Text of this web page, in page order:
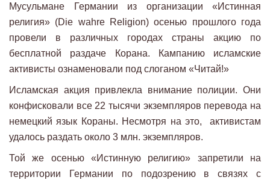
Мусульмане Германии из организации «Истинная
религия» (Die wahre Religion) осенью прошлого года
провели в различных городах страны акцию по
бесплатной раздаче Корана. Кампанию исламские
активисты ознаменовали под слоганом «Читай!»
Исламская акция привлекла внимание полиции. Они
конфисковали все 22 тысячи экземпляров перевода на
немецкий язык Кораны. Несмотря на это, активистам
удалось раздать около 3 млн. экземпляров.
Той же осенью «Истинную религию» запретили на
территории Германии по подозрению в связях с